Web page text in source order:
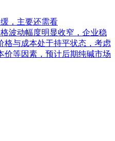
，主要还需看
波动幅度明显收窄，企业稳
格与成本处于持平状态，考虑
价等因素，预计后期纯碱市场